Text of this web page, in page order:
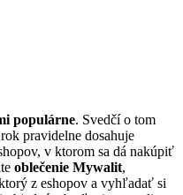
populárne. Svedčí o tom
pravidelne dosahuje
v ktorom sa dá nakúpiť
oblečenie Mywalit,
z eshopov a vyhľadať si